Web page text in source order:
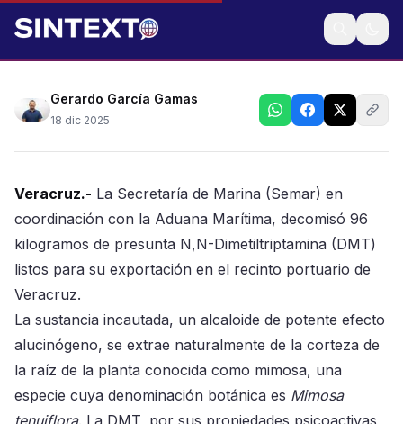
Cargamento iba a ser transportado vía marítima
Gerardo García Gamas
18 dic 2025
Veracruz.- La Secretaría de Marina (Semar) en
coordinación con la Aduana Marítima, decomisó 96
kilogramos de presunta N,N-Dimetiltriptamina (DMT)
listos para su exportación en el recinto portuario de
Veracruz.
La sustancia incautada, un alcaloide de potente efecto
alucinógeno, se extrae naturalmente de la corteza de
la raíz de la planta conocida como mimosa, una
especie cuya denominación botánica es Mimosa
tenuiflora. La DMT, por sus propiedades psicoactivas,